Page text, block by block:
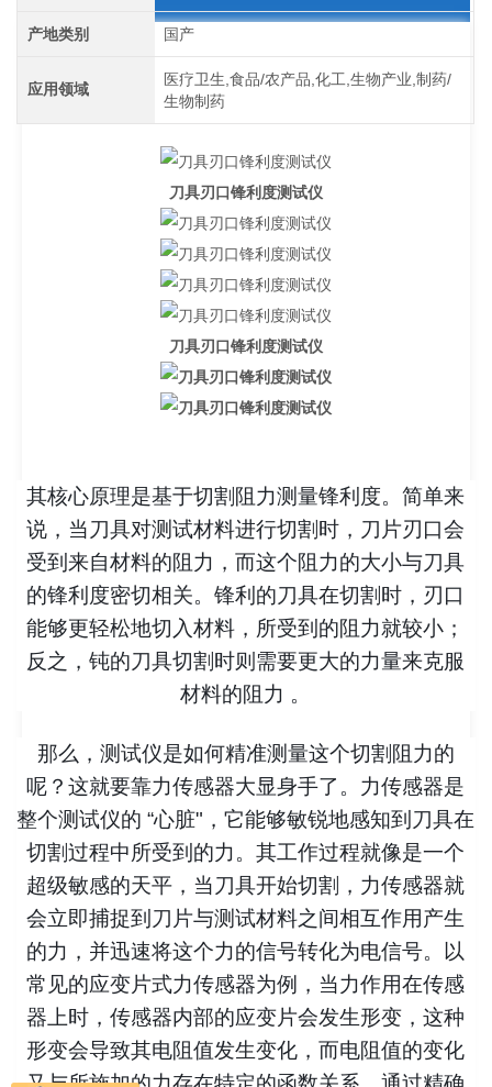
产地类别 国产
应用领域
医疗卫生,食品/农产品,化工,生物产业,制药/
生物制药
刀具刃口锋利度测试仪
刀具刃口锋利度测试仪
其核心原理是基于切割阻力测量锋利度。简单来
说，当刀具对测试材料进行切割时，刀片刃口会
受到来自材料的阻力，而这个阻力的大小与刀具
的锋利度密切相关。锋利的刀具在切割时，刃口
能够更轻松地切入材料，所受到的阻力就较小；
反之，钝的刀具切割时则需要更大的力量来克服
材料的阻力 。
那么，测试仪是如何精准测量这个切割阻力的
呢？这就要靠力传感器大显身手了。力传感器是
整个测试仪的 “心脏"，它能够敏锐地感知到刀具在
切割过程中所受到的力。其工作过程就像是一个
超级敏感的天平，当刀具开始切割，力传感器就
会立即捕捉到刀片与测试材料之间相互作用产生
的力，并迅速将这个力的信号转化为电信号。以
常见的应变片式力传感器为例，当力作用在传感
器上时，传感器内部的应变片会发生形变，这种
形变会导致其电阻值发生变化，而电阻值的变化